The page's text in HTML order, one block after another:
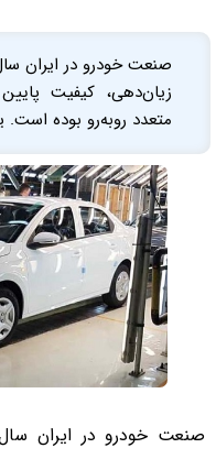
صنعت خودرو در ایران
زیان‌دهی، کیفیت
متعدد روبه‌رو بوده است.
صنعت خودرو در ایران